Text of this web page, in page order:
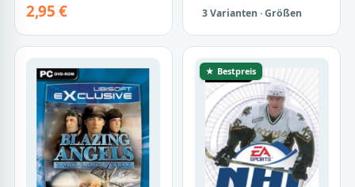
2,95 € 3 Varianten · Größen
★ Bestpreis